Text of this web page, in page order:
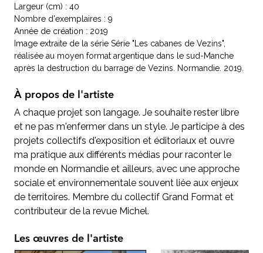
Largeur (cm) : 40
Nombre d'exemplaires : 9
Année de création : 2019
Image extraite de la série Série "Les cabanes de Vezins",
réalisée au moyen format argentique dans le sud-Manche
après la destruction du barrage de Vezins. Normandie. 2019.
À propos de l'artiste
A chaque projet son langage. Je souhaite rester libre
et ne pas m'enfermer dans un style. Je participe à des
projets collectifs d'exposition et éditoriaux et ouvre
ma pratique aux différents médias pour raconter le
monde en Normandie et ailleurs, avec une approche
sociale et environnementale souvent liée aux enjeux
de territoires. Membre du collectif Grand Format et
contributeur de la revue Michel.
Les œuvres de l'artiste